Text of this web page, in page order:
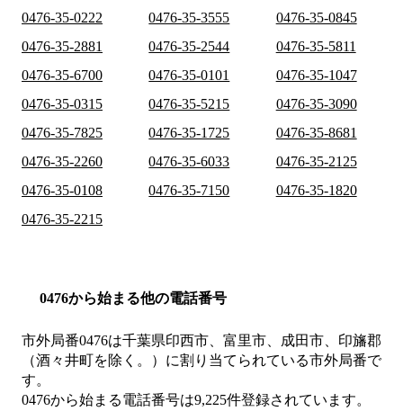
0476-35-0222
0476-35-3555
0476-35-0845
0476-35-2881
0476-35-2544
0476-35-5811
0476-35-6700
0476-35-0101
0476-35-1047
0476-35-0315
0476-35-5215
0476-35-3090
0476-35-7825
0476-35-1725
0476-35-8681
0476-35-2260
0476-35-6033
0476-35-2125
0476-35-0108
0476-35-7150
0476-35-1820
0476-35-2215
0476から始まる他の電話番号
市外局番0476は千葉県印西市、富里市、成田市、印旛郡
（酒々井町を除く。） に割り当てられている市外局番で
す。
0476から始まる電話番号は9,225件登録されています。